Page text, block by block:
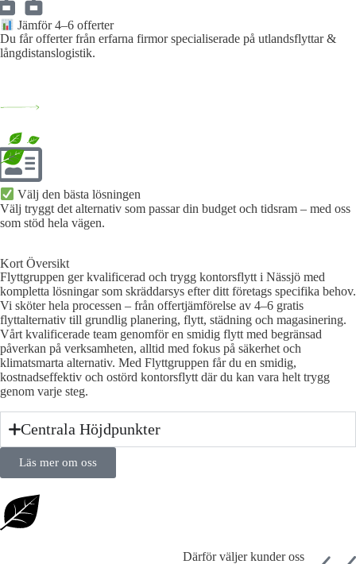
Jämför 4–6 offerter
Du får offerter från erfarna firmor specialiserade på utlandsflyttar &
långdistanslogistik.
Välj den bästa lösningen​
Välj tryggt det alternativ som passar din budget och tidsram – med oss
som stöd hela vägen.
Kort Översikt
Flyttgruppen ger kvalificerad och trygg kontorsflytt i Nässjö med
kompletta lösningar som skräddarsys efter ditt företags specifika behov.
Vi sköter hela processen – från offertjämförelse av 4–6 gratis
flyttalternativ till grundlig planering, flytt, städning och magasinering.
Vårt kvalificerade team genomför en smidig flytt med begränsad
påverkan på verksamheten, alltid med fokus på säkerhet och
klimatsmarta alternativ. Med Flyttgruppen får du en smidig,
kostnadseffektiv och ostörd kontorsflytt där du kan vara helt trygg
genom varje steg.
Centrala Höjdpunkter
Läs mer om oss
Därför väljer kunder oss